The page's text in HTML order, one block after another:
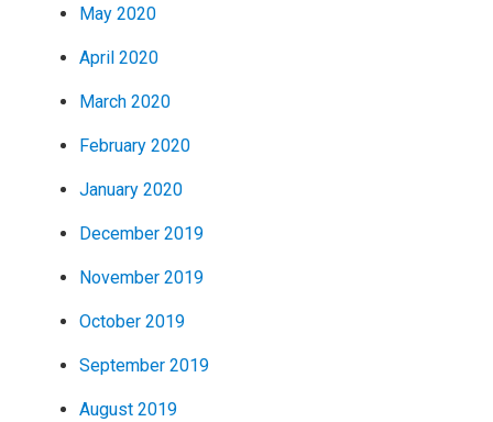
May 2020
April 2020
March 2020
February 2020
January 2020
December 2019
November 2019
October 2019
September 2019
August 2019